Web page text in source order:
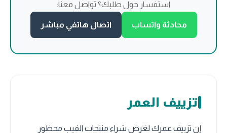
استفسار حول طلبك؟ تواصل معنا:
محادثة واتساب اتصال هاتفي مباشر
تزييف العمر
إن تزييف عمرك لغرض شراء منتجات الفيب محظور